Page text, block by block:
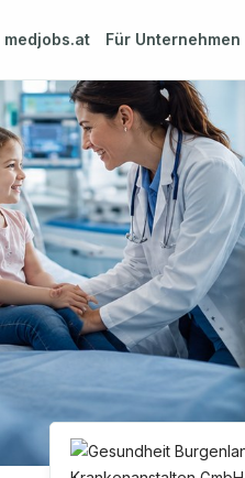
medjobs.at Für Unternehmen